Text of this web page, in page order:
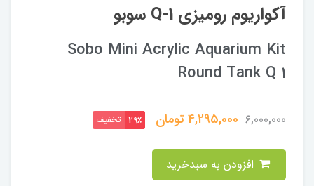
آکواریوم رومیزی Q-1 سوبو
Sobo Mini Acrylic Aquarium Kit
Round Tank Q 1
6,000,000
4,295,000تومان 29٪ تخفیف